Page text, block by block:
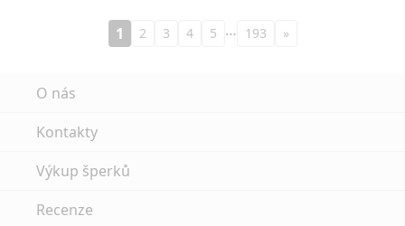
1 2 3 4 5 … 193 »
O nás
Kontakty
Výkup šperků
Recenze